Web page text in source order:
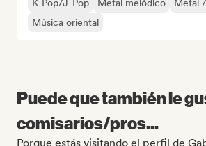
K-Pop/J-Pop
Metal melódico
Metal
Música oriental
Puede que también le
comisarios/pros...
Porque estás visitando el perfil de